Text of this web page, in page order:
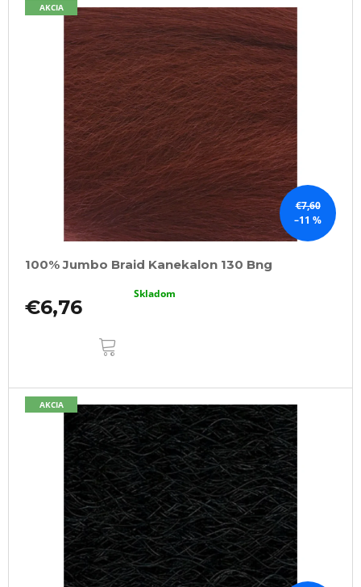
€7,60
–11 %
AKCIA
100% Jumbo Braid Kanekalon 130 Bng
€6,76
Skladom
AKCIA